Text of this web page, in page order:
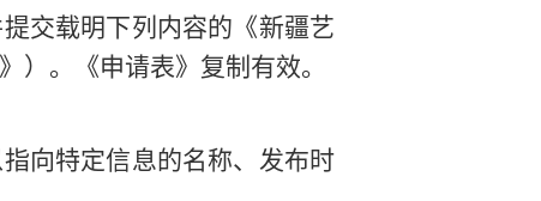
交载明下列内容的《新疆艺
）。《申请表》复制有效。
向特定信息的名称、发布时